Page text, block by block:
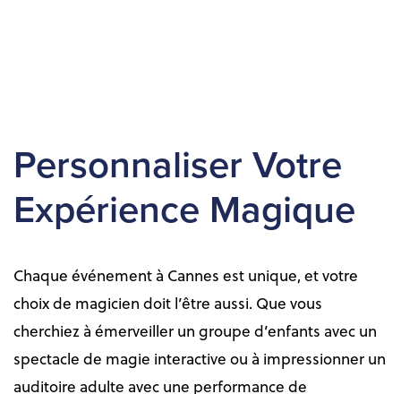
Personnaliser Votre
Expérience Magique
Chaque événement à Cannes est unique, et votre
choix de magicien doit l’être aussi. Que vous
cherchiez à émerveiller un groupe d’enfants avec un
spectacle de magie interactive ou à impressionner un
auditoire adulte avec une performance de